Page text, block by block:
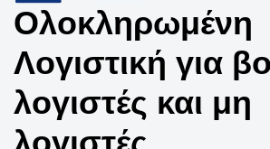
Ολοκληρωμένη
Λογιστική για
λογιστές και μη